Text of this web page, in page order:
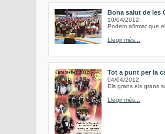
Bona salut de les
10/04/2012
Podem afirmar que
Llegir més...
Tot a punt per la
04/04/2012
Els grans els grans
Llegir més...